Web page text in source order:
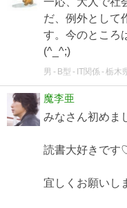
だ、例外として
す。今のところ
(^_^;)
男 B型 IT関係 栃木
魔李亜
みなさん初めま
読書大好きです
宜しくお願いし